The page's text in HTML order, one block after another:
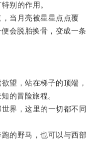
别的作用。
当月亮被星星点点覆
会脱胎换骨，变成一条
，站在梯子的顶端，
的冒险旅程。
界，这里的一切都不同
的野马，也可以与西部